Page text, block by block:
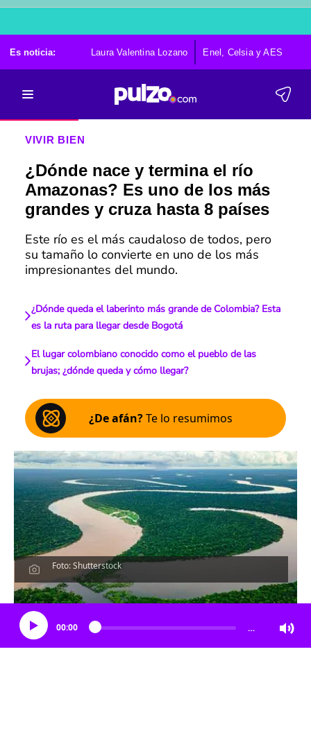
Es noticia: Laura Valentina Lozano Enel, Celsia y AES
VIVIR BIEN
¿Dónde nace y termina el río
Amazonas? Es uno de los más
grandes y cruza hasta 8 países
Este río es el más caudaloso de todos, pero
su tamaño lo convierte en uno de los más
impresionantes del mundo.
¿Dónde queda el laberinto más grande de Colombia? Esta
es la ruta para llegar desde Bogotá
El lugar colombiano conocido como el pueblo de las
brujas; ¿dónde queda y cómo llegar?
¿De afán?Te lo resumimos
Foto: Shutterstock
Escucha el artículo
00:00 …